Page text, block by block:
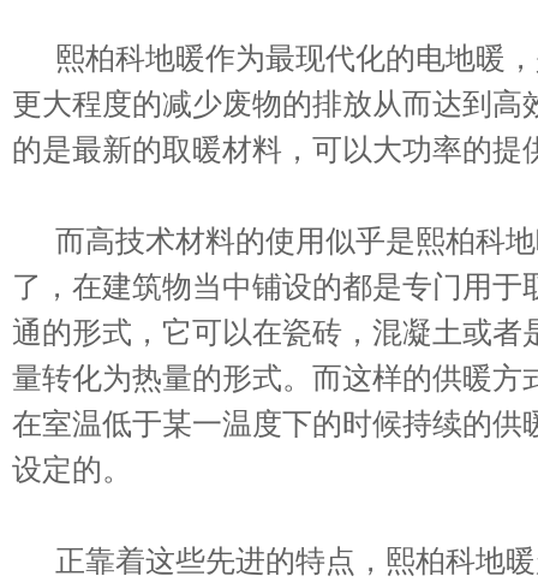
熙柏科地暖作为最现代化的电地暖
更大程度的减少废物的排放从而达到
的是最新的取暖材料，可以大功率的提
而高技术材料的使用似乎是熙柏科
了，在建筑物当中铺设的都是专门用
通的形式，它可以在瓷砖，混凝土或
量转化为热量的形式。而这样的供暖
在室温低于某一温度下的时候持续的
设定的。
正靠着这些先进的特点，熙柏科地